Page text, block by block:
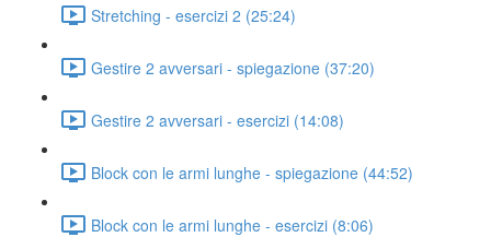
Stretching - esercizi 2 (25:24)
Gestire 2 avversari - spiegazione (37:20)
Gestire 2 avversari - esercizi (14:08)
Block con le armi lunghe - spiegazione (44:52)
Block con le armi lunghe - esercizi (8:06)